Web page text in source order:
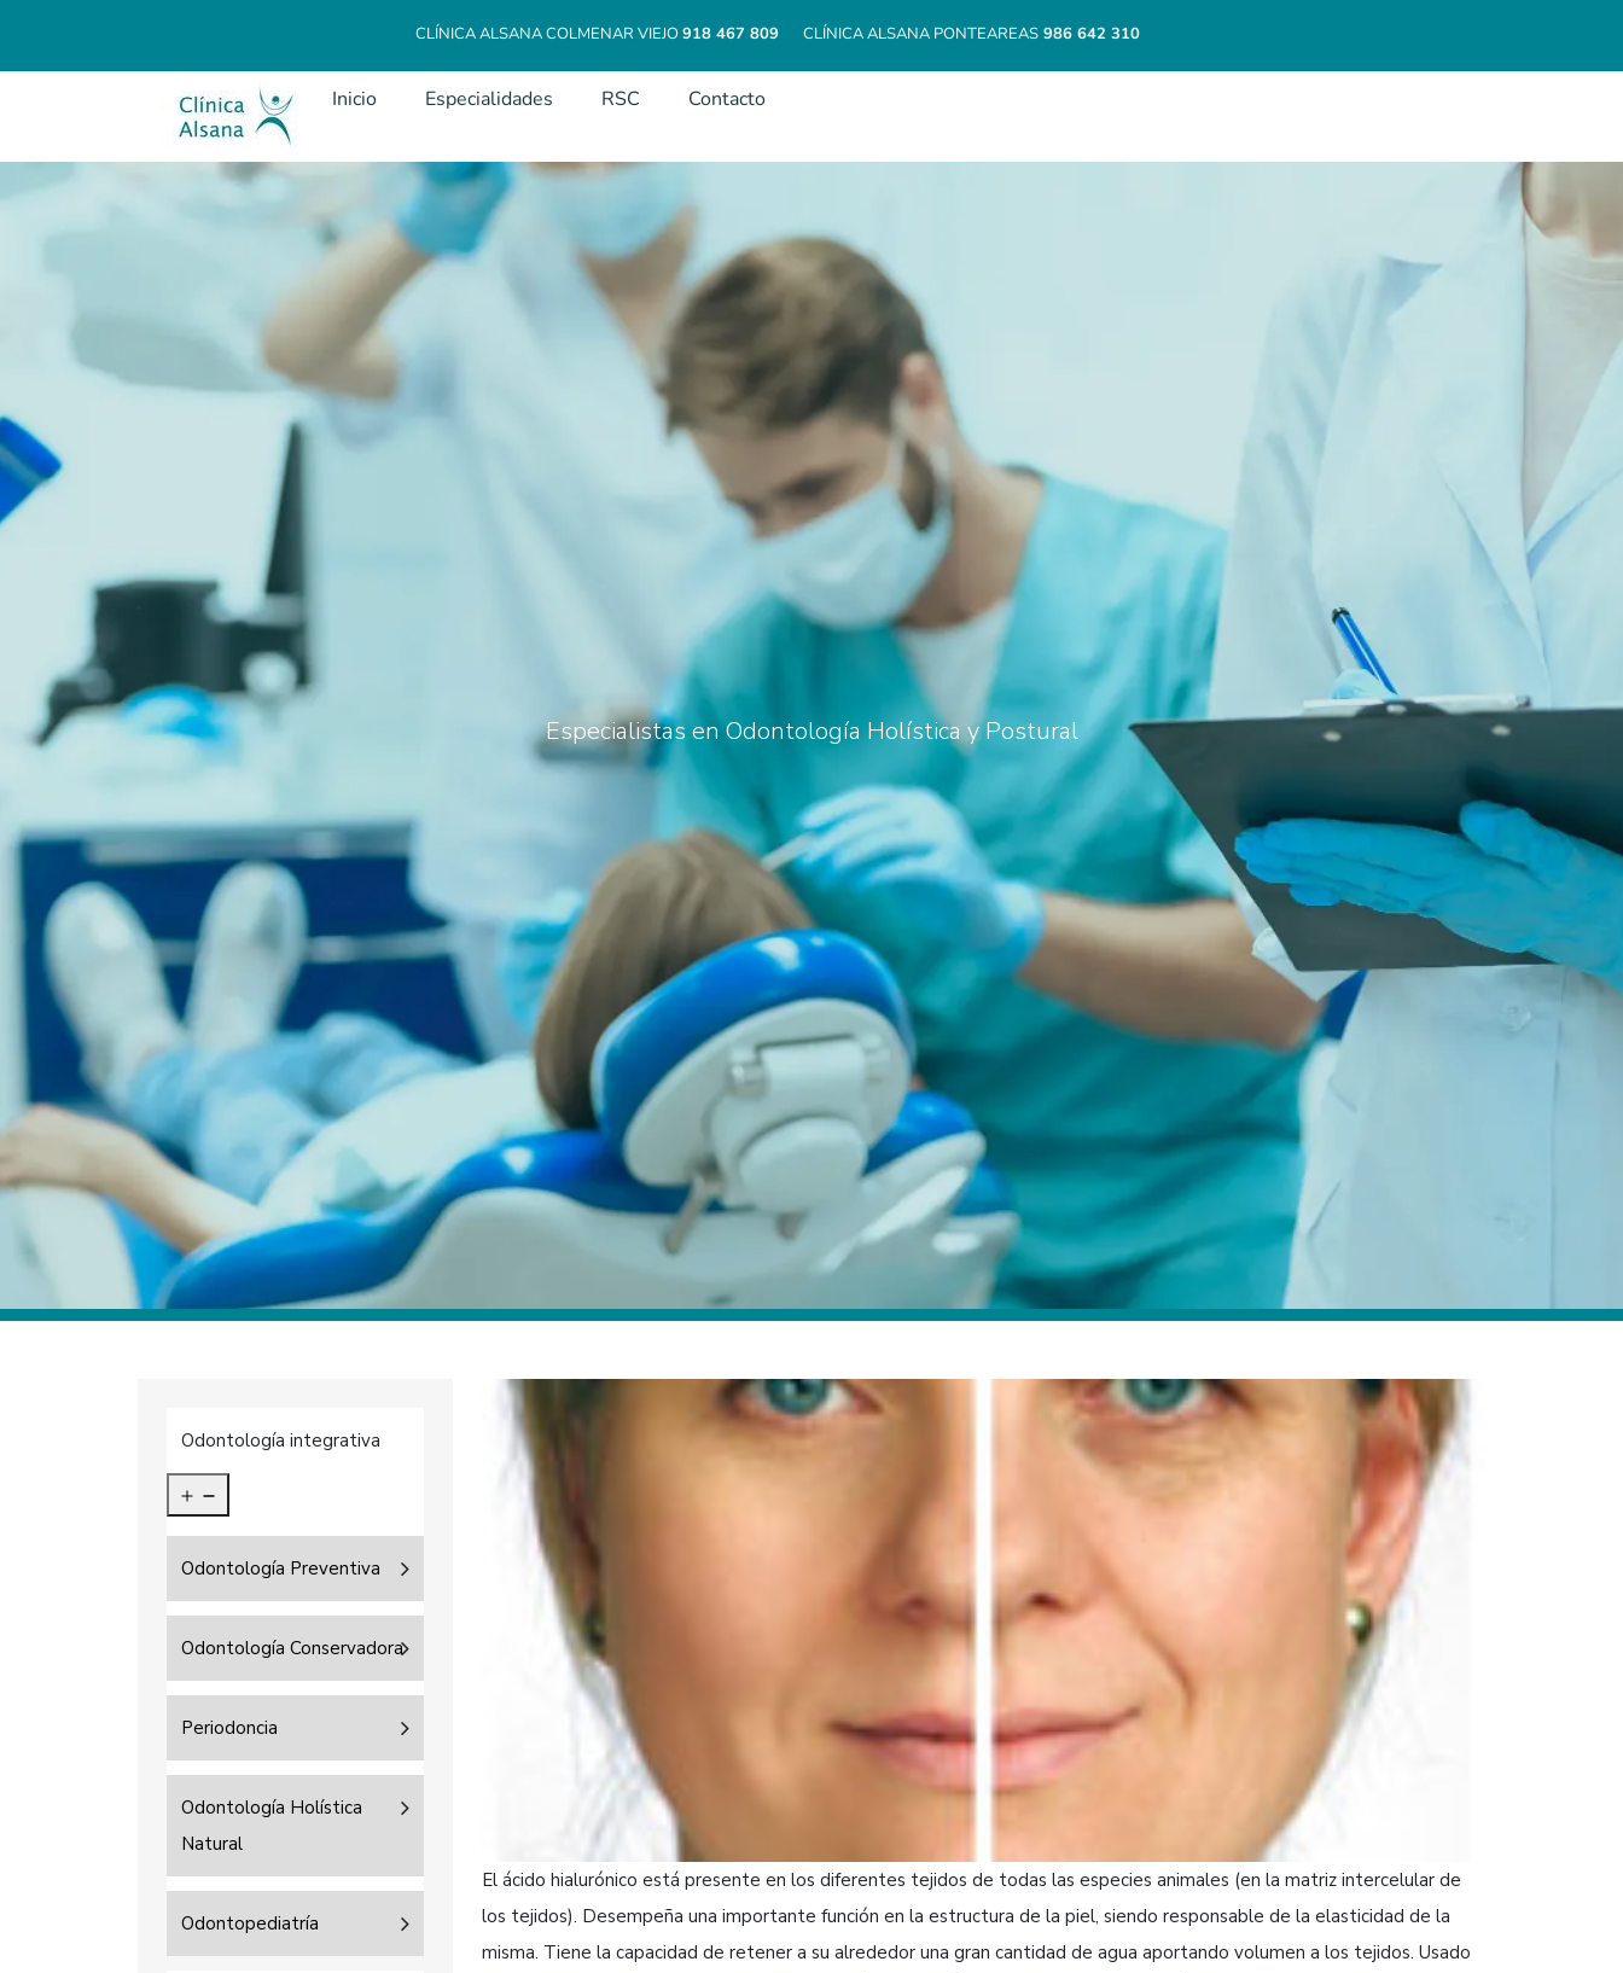
CLÍNICA ALSANA COLMENAR VIEJO918 467 809 CLÍNICA ALSANA PONTEAREAS 986 642 310
Inicio Especialidades RSC Contacto
Especialistas en Odontología Holística y Postural
Odontología integrativa
Odontología Preventiva
Odontología Conservadora
Periodoncia
Odontología Holística
Natural
Odontopediatría
El ácido hialurónico está presente en los diferentes tejidos de todas las especies animales (en la matriz intercelular de
los tejidos). Desempeña una importante función en la estructura de la piel, siendo responsable de la elasticidad de la
misma. Tiene la capacidad de retener a su alrededor una gran cantidad de agua aportando volumen a los tejidos. Usado